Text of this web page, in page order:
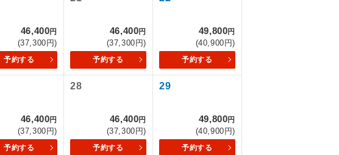
46,400円
(37,300円)
予約する
46,400円
(37,300円)
予約する
49,800円
(40,900円)
予約する
46,400円
(37,300円)
予約する
28
46,400円
(37,300円)
予約する
29
49,800円
(40,900円)
予約する
や自然遺産を訪ねるコー
。
ます。